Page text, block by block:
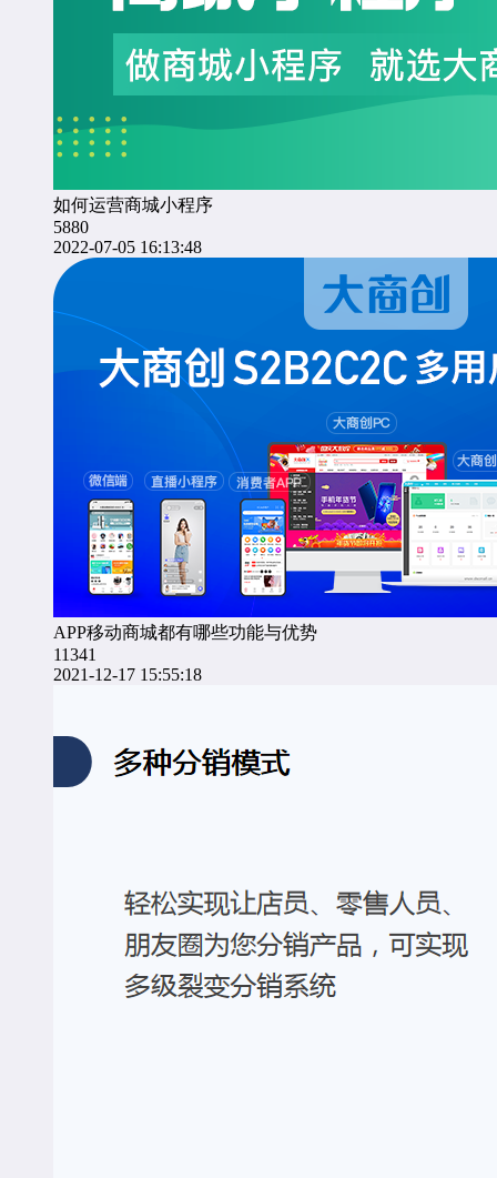
如何运营商城小程序
5880
2022-07-05 16:13:48
APP移动商城都有哪些功能与优势
11341
2021-12-17 15:55:18